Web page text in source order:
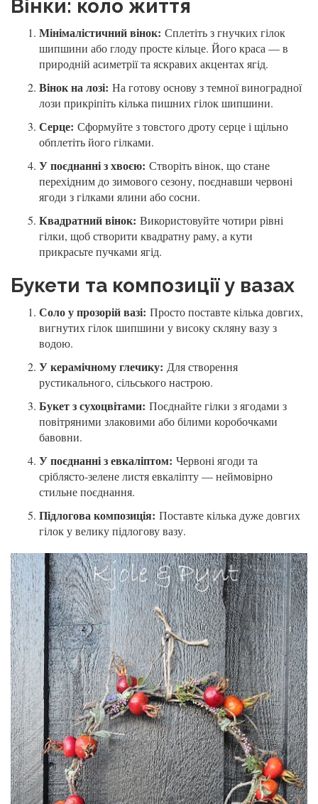
Вінки: коло життя
Мінімалістичний вінок: Сплетіть з гнучких гілок
шипшини або глоду просте кільце. Його краса — в
природній асиметрії та яскравих акцентах ягід.
Вінок на лозі: На готову основу з темної виноградної
лози прикріпіть кілька пишних гілок шипшини.
Серце: Сформуйте з товстого дроту серце і щільно
обплетіть його гілками.
У поєднанні з хвоєю: Створіть вінок, що стане
перехідним до зимового сезону, поєднавши червоні
ягоди з гілками ялини або сосни.
Квадратний вінок: Використовуйте чотири рівні
гілки, щоб створити квадратну раму, а кути
прикрасьте пучками ягід.
Букети та композиції у вазах
Соло у прозорій вазі: Просто поставте кілька довгих,
вигнутих гілок шипшини у високу скляну вазу з
водою.
У керамічному глечику: Для створення
рустикального, сільського настрою.
Букет з сухоцвітами: Поєднайте гілки з ягодами з
повітряними злаковими або білими коробочками
бавовни.
У поєднанні з евкаліптом: Червоні ягоди та
сріблясто-зелене листя евкаліпту — неймовірно
стильне поєднання.
Підлогова композиція: Поставте кілька дуже довгих
гілок у велику підлогову вазу.